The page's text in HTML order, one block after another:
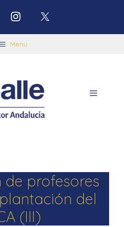
Menu
profesores
del
(III)